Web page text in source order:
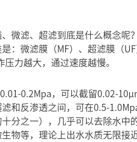
微滤、超滤到底是什么概念呢
：微滤膜（MF）、超滤膜（
力越大，通过速度越慢。
0.2Mpa，可以截留0.02-
和反渗透之间，可在0.5-
分之一），几乎可以去除水中
物等，理论上出水水质无限接